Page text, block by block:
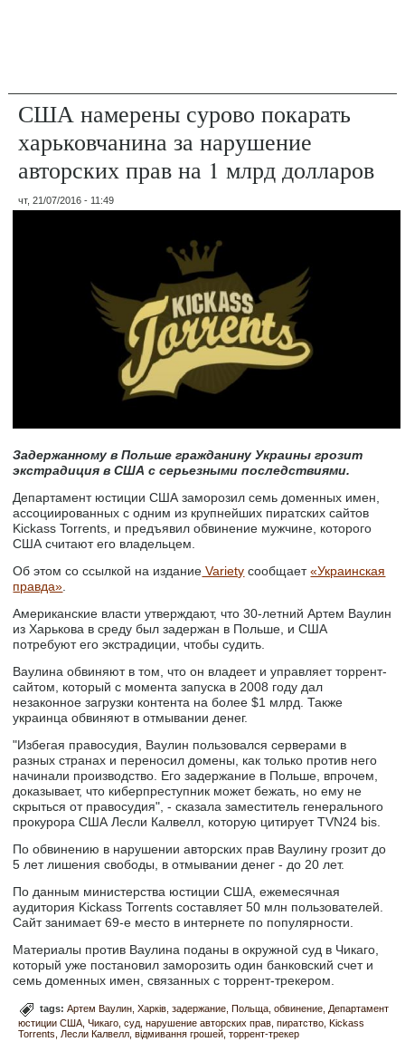
США намерены сурово покарать
харьковчанина за нарушение
авторских прав на 1 млрд долларов
чт, 21/07/2016 - 11:49
Задержанному в Польше гражданину Украины грозит
экстрадиция в США с серьезными последствиями.
Департамент юстиции США заморозил семь доменных имен,
ассоциированных с одним из крупнейших пиратских сайтов
Kickass Torrents, и предъявил обвинение мужчине, которого
США считают его владельцем.
Об этом со ссылкой на издание Variety сообщает«Украинская
правда».
Американские власти утверждают, что 30-летний Артем Ваулин
из Харькова в среду был задержан в Польше, и США
потребуют его экстрадиции, чтобы судить.
Ваулина обвиняют в том, что он владеет и управляет торрент-
сайтом, который с момента запуска в 2008 году дал
незаконное загрузки контента на более $1 млрд. Также
украинца обвиняют в отмывании денег.
"Избегая правосудия, Ваулин пользовался серверами в
разных странах и переносил домены, как только против него
начинали производство. Его задержание в Польше, впрочем,
доказывает, что киберпреступник может бежать, но ему не
скрыться от правосудия", - сказала заместитель генерального
прокурора США Лесли Калвелл, которую цитирует TVN24 bis.
По обвинению в нарушении авторских прав Ваулину грозит до
5 лет лишения свободы, в отмывании денег - до 20 лет.
По данным министерства юстиции США, ежемесячная
аудитория Kickass Torrents составляет 50 млн пользователей.
Сайт занимает 69-е место в интернете по популярности.
Материалы против Ваулина поданы в окружной суд в Чикаго,
который уже постановил заморозить один банковский счет и
семь доменных имен, связанных с торрент-трекером.
tags:Артем Ваулин Харків задержание Польща обвинение Департамент
юстиции США Чикаго суд нарушение авторских прав пиратство
Kickass
Torrents
Лесли Калвелл відмивання грошей торрент-трекер